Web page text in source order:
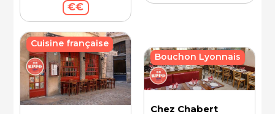
€€
Cuisine française
Chez Chabert
Bouchon Lyonnais